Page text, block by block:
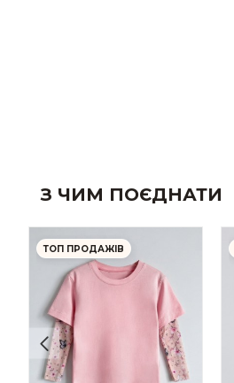
З ЧИМ ПОЄДНАТИ
ТОП ПРОДАЖІВ